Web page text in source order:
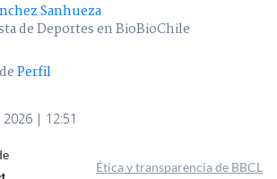
Sanhueza
de Deportes en BioBioChile
Perfil
| 12:51
Ética y transparencia de BBCL